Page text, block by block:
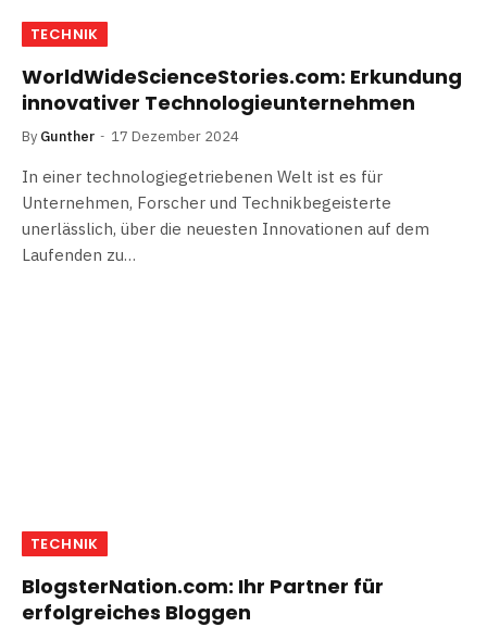
TECHNIK
WorldWideScienceStories.com: Erkundung
innovativer Technologieunternehmen
By Gunther 17 Dezember 2024
In einer technologiegetriebenen Welt ist es für
Unternehmen, Forscher und Technikbegeisterte
unerlässlich, über die neuesten Innovationen auf dem
Laufenden zu…
TECHNIK
BlogsterNation.com: Ihr Partner für
erfolgreiches Bloggen